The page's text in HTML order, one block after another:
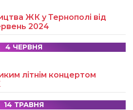
ЖК у Тернополі від
2024
4 ЧЕРВНЯ
літнім концертом
14 ТРАВНЯ